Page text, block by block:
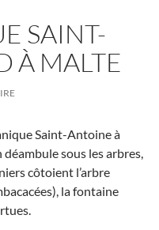
SAINT-
À MALTE
Saint-Antoine à
sous les arbres,
côtoient l’arbre
la fontaine